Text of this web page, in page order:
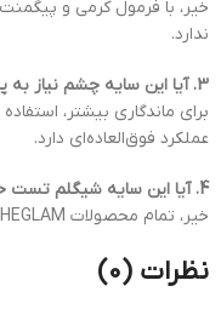
خیر، با فرمول کرمی و
ندارد.
3. آیا این سایه چشم نیاز به پرایمر دارد؟
برای ماندگاری بیشتر،
عملکرد فوق‌العاده‌ای دارد.
4. آیا این سایه شیگلم تست حیوانی دارد؟
خیر، تمام محصولات SHEGLAM وگان و بدون تست حیوانی هستند.
نظرات (0)